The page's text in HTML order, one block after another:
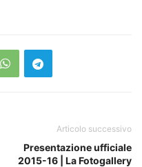
Articolo successivo
Presentazione ufficiale
2015-16 | La Fotogallery